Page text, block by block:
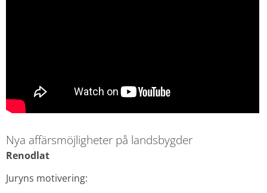
Nya affärsmöjligheter på landsbygder
Renodlat
Juryns motivering: